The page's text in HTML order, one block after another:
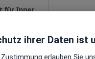
Praxis Dr.med.Christoph Viergutz Facharzt für Innere Medizin
8 Aug
ihrer Daten ist
erlauben Sie